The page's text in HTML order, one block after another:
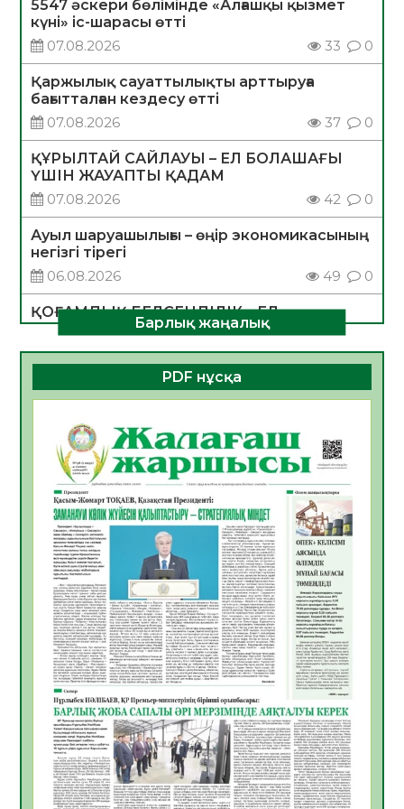
5547 әскери бөлімінде «Алғашқы қызмет
күні» іс-шарасы өтті
07.08.2026
33 0
Қаржылық сауаттылықты арттыруға
бағытталған кездесу өтті
07.08.2026
37 0
ҚҰРЫЛТАЙ САЙЛАУЫ – ЕЛ БОЛАШАҒЫ
ҮШІН ЖАУАПТЫ ҚАДАМ
07.08.2026
42 0
Ауыл шаруашылығы – өңір экономикасының
негізгі тірегі
06.08.2026
49 0
ҚОҒАМДЫҚ БЕЛСЕНДІЛІК – ЕЛ
ДАМУЫНЫҢ НЕГІЗІ
06.08.2026
47 0
ҚҰРЫЛТАЙ САЙЛАУЫ – БОЛАШАҚҚА
БАСТАР ЖАУАПТЫ ТАҢДАУ
06.08.2026
Инфекциялық ауруларға қарсы иммундау
жұмыстарының тиімділігі
06.08.2026
51
Көкжөтел ауруы туралы
06.08.2026
48
АПВ вакцинасы туралы мәлімет
06.08.2026
47
Open Air: Қызылорда облысы полиция
департаменті 20 мыңнан астам
көрерменнің қауіпсіздігін қамтамасыз етті
06.08.2026
60
ҚЫЗЫЛОРДАДА «САНАЛЫ ҰРПАҚ –
ЖАРҚЫН БОЛАШАҚ» АТТЫ КЕҢЕЙТІЛГЕН
МӘЖІЛІС ӨТТІ
Барлық жаңалық
PDF нұсқа